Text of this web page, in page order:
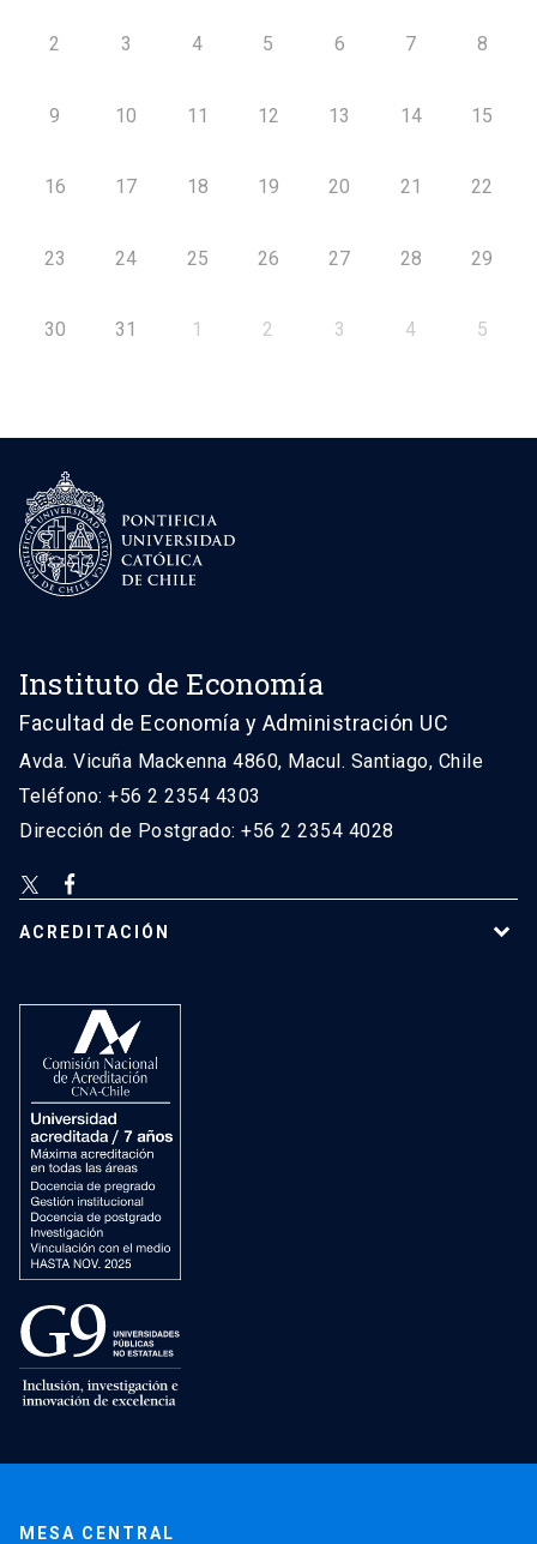
2 3 4 5 6 7 8
9 10 11 12 13 14 15
16 17 18 19 20 21 22
23 24 25 26 27 28 29
30 31 1 2 3 4 5
Instituto de Economía
Facultad de Economía y Administración UC
Avda. Vicuña Mackenna 4860, Macul. Santiago, Chile
Teléfono: +56 2 2354 4303
Dirección de Postgrado: +56 2 2354 4028
ACREDITACIÓN
MESA CENTRAL